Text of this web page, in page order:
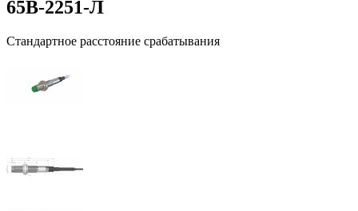
65В-2251-Л
Стандартное расстояние срабатывания